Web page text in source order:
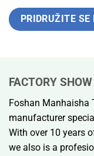
PRIDRUŽITE
FACTORY SHOW
Foshan Manhaisha
manufacturer
With over 10 years
we also is a